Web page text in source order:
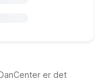
er det